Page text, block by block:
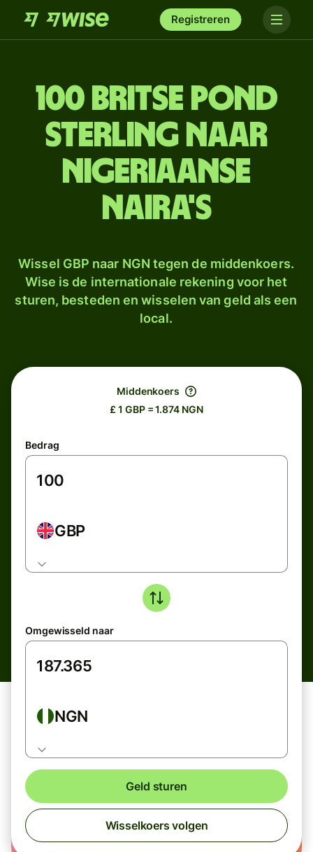
Registreren
100 Britse pond
sterling naar
Nigeriaanse
naira's
Wissel GBP naar NGN tegen de middenkoers.
Wise is de internationale rekening voor het
sturen, besteden en wisselen van geld als een
local.
Middenkoers
£ 1 GBP = 1.874 NGN
Bedrag
GBP
Omgewisseld naar
NGN
Geld sturen
Wisselkoers volgen